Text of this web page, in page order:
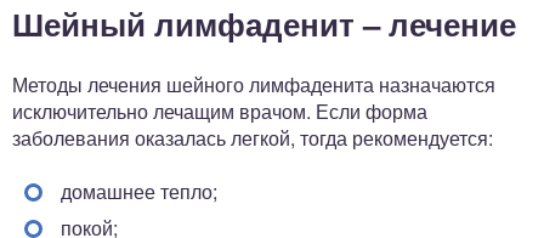
Шейный лимфаденит – лечение
Методы лечения шейного лимфаденита назначаются
исключительно лечащим врачом. Если форма
заболевания оказалась легкой, тогда рекомендуется:
домашнее тепло;
покой;